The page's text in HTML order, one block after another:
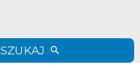
SZUKAJ